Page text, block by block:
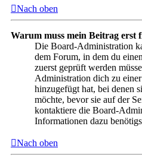
Nach oben
Warum muss mein Beitrag erst
Die Board-Administration
dem Forum, in dem du
zuerst geprüft werden
Administration dich zu
hinzugefügt hat, bei denen
möchte, bevor sie auf der
kontaktiere die Board-
Informationen dazu
Nach oben